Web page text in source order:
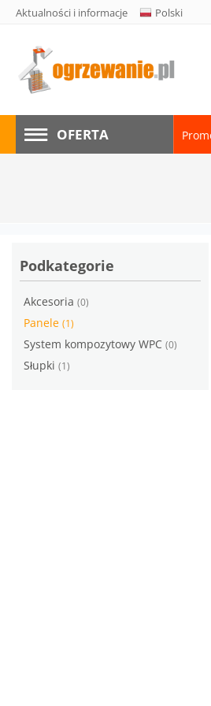
Aktualności i informacje Polski
OFERTA
Podkategorie
Akcesoria (0)
Panele (1)
System kompozytowy WPC (0)
Słupki (1)
menu